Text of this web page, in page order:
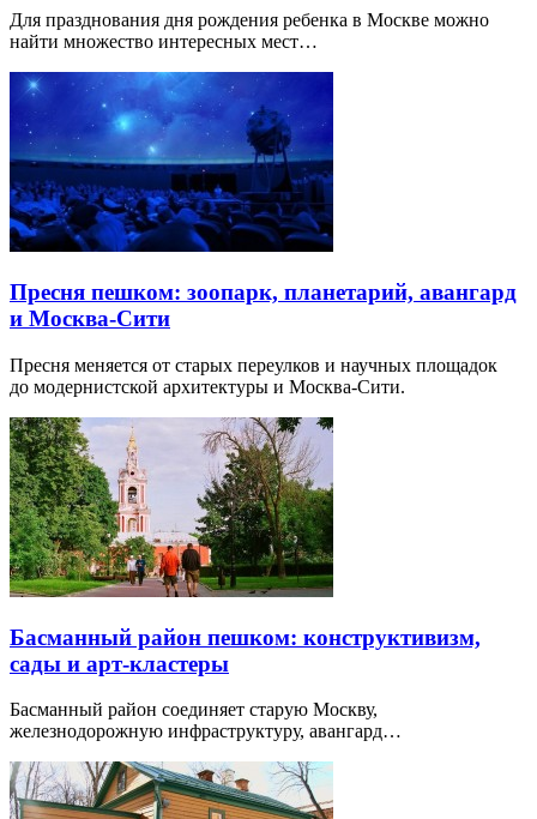
Для празднования дня рождения ребенка в Москве можно
найти множество интересных мест…
Пресня пешком: зоопарк, планетарий, авангард
и Москва-Сити
Пресня меняется от старых переулков и научных площадок
до модернистской архитектуры и Москва-Сити.
Басманный район пешком: конструктивизм,
сады и арт-кластеры
Басманный район соединяет старую Москву,
железнодорожную инфраструктуру, авангард…